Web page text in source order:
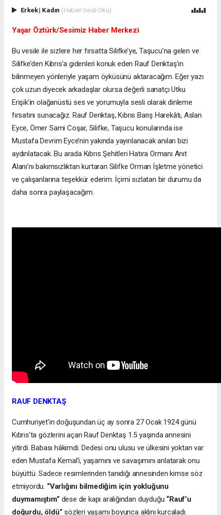
Erkek| Kadın (Haberi Sesli Oku)
Yaşar Öztürk/Sesimiz Haber Merkezi
Bu vesile ile sizlere her fırsatta Silifke’ye, Taşucu’na gelen ve
Silifke’den Kıbrıs’a gidenleri konuk eden Rauf Denktaş’ın
bilinmeyen yönleriyle yaşam öyküsünü aktaracağım. Eğer yazı
çok uzun diyecek arkadaşlar olursa değerli sanatçı Utku
Erişik’in olağanüstü ses ve yorumuyla sesli olarak dinleme
fırsatını sunacağız. Rauf Denktaş, Kıbrıs Barış Harekâtı, Aslan
Eyce, Ömer Sami Coşar, Silifke, Taşucu konularında ise
Mustafa Devrim Eyce’nin yakında yayınlanacak anıları bizi
aydınlatacak. Bu arada Kıbrıs Şehitleri Hatıra Ormanı Anıt
Alanı’nı bakımsızlıktan kurtaran Silifke Orman İşletme yönetici
ve çalışanlarına teşekkür ederim. İçimi sızlatan bir durumu da
daha sonra paylaşacağım.
RAUF DENKTAŞ
Cumhuriyet’in doğuşundan üç ay sonra 27 Ocak 1924 günü
Kıbrıs’ta gözlerini açan Rauf Denktaş 1.5 yaşında annesini
yitirdi. Babası hâkimdi. Dedesi onu ulusu ve ülkesini yoktan var
eden Mustafa Kemal’i, yaşamını ve savaşımını anlatarak onu
büyüttü. Sadece resimlerinden tanıdığı annesinden kimse söz
etmiyordu. “Varlığını bilmediğim için yokluğunu
duymamıştım” dese de kapı aralığından duyduğu “Rauf’u
doğurdu, öldü” sözleri yaşamı boyunca aklını kurcaladı.